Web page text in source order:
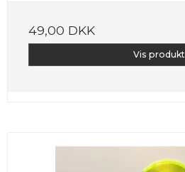
49,00 DKK
Vis produkt